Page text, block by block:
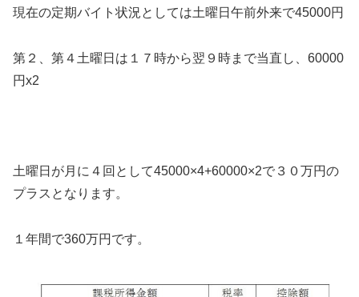
現在の定期バイト状況としては土曜日午前外来で45000円
第２、第４土曜日は１７時から翌９時まで当直し、60000
円x2
土曜日が月に４回として45000×4+60000×2で３０万円の
プラスとなります。
１年間で360万円です。